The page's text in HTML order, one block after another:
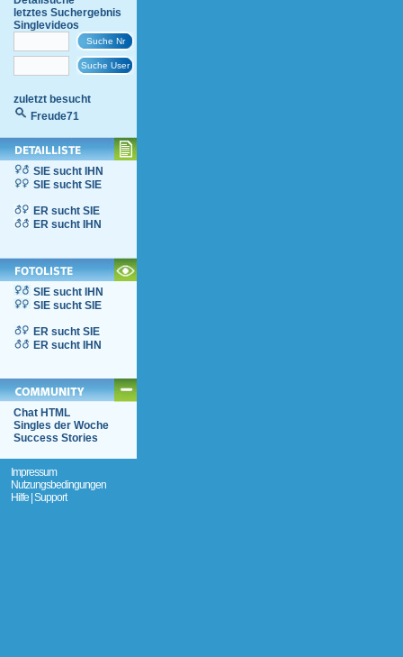
letztes Suchergebnis
Singlevideos
zuletzt besucht
Freude71
SIE sucht IHN
SIE sucht SIE
ER sucht SIE
ER sucht IHN
SIE sucht IHN
SIE sucht SIE
ER sucht SIE
ER sucht IHN
Chat HTML
Singles der Woche
Success Stories
Impressum
Nutzungsbedingungen
Hilfe | Support